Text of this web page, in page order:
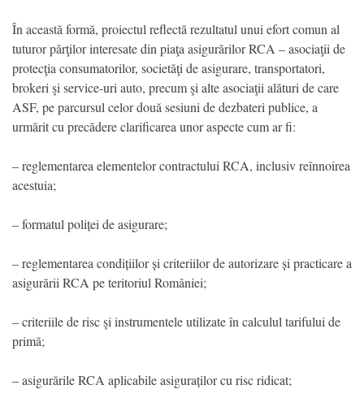
În această formă, proiectul reflectă rezultatul unui efort comun al
tuturor părţilor interesate din piaţa asigurărilor RCA – asociaţii de
protecţia consumatorilor, societăţi de asigurare, transportatori,
brokeri şi service-uri auto, precum şi alte asociaţii alături de care
ASF, pe parcursul celor două sesiuni de dezbateri publice, a
urmărit cu precădere clarificarea unor aspecte cum ar fi:
– reglementarea elementelor contractului RCA, inclusiv reînnoirea
acestuia;
– formatul poliței de asigurare;
– reglementarea condițiilor și criteriilor de autorizare și practicare a
asigurării RCA pe teritoriul României;
– criteriile de risc şi instrumentele utilizate în calculul tarifului de
primă;
– asigurările RCA aplicabile asiguraților cu risc ridicat;